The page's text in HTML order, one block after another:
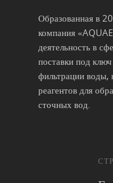
Образованная в
компания
деятельность в
поставки под
фильтрации воды,
реагентов для
сточных вод.